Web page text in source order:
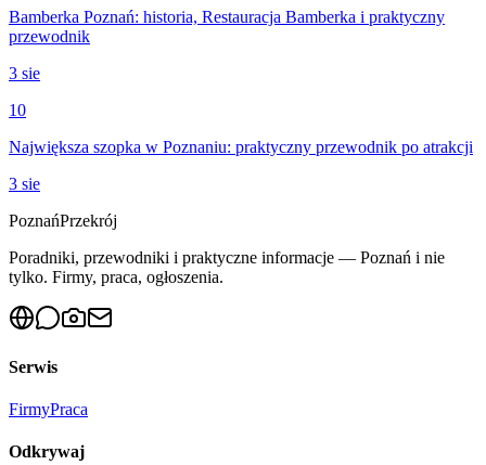
Bamberka Poznań: historia, Restauracja Bamberka i praktyczny
przewodnik
3 sie
10
Największa szopka w Poznaniu: praktyczny przewodnik po atrakcji
3 sie
PoznańPrzekrój
Poradniki, przewodniki i praktyczne informacje — Poznań i nie
tylko. Firmy, praca, ogłoszenia.
Serwis
FirmyPraca
Odkrywaj